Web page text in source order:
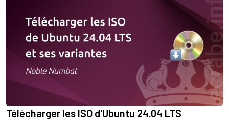
Télécharger les ISO d'Ubuntu 24.04 LTS